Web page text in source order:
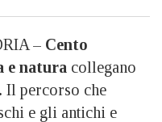
– Cento
e natura collegano
Il percorso che
e gli antichi e